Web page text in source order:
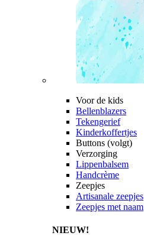
Voor de kids
Bellenblazers
Tekengerief
Kinderkoffertjes
Buttons (volgt)
Verzorging
Lippenbalsem
Handcrème
Zeepjes
Artisanale zeepjes
Zeepjes met naam
NIEUW!